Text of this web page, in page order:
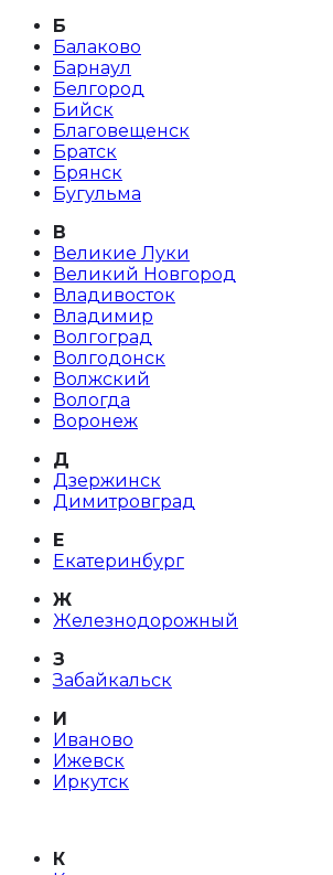
Б
Балаково
Барнаул
Белгород
Бийск
Благовещенск
Братск
Брянск
Бугульма
В
Великие Луки
Великий Новгород
Владивосток
Владимир
Волгоград
Волгодонск
Волжский
Вологда
Воронеж
Д
Дзержинск
Димитровград
Е
Екатеринбург
Ж
Железнодорожный
З
Забайкальск
И
Иваново
Ижевск
Иркутск
К